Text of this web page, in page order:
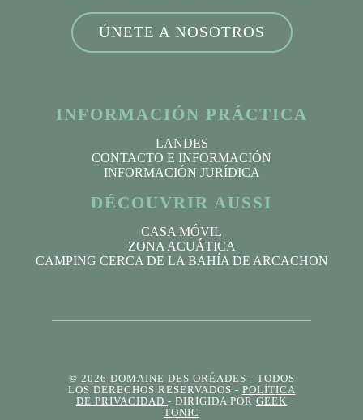
ÚNETE A NOSOTROS
INFORMACIÓN PRÁCTICA
LANDES
CONTACTO E INFORMACIÓN
INFORMACIÓN JURÍDICA
DÉCOUVRIR AUSSI
CASA MÓVIL
ZONA ACUÁTICA
CAMPING CERCA DE LA BAHÍA DE ARCACHON
© 2026 DOMAINE DES ORÉADES - TODOS
LOS DERECHOS RESERVADOS - POLÍTICA
DE PRIVACIDAD - DIRIGIDA POR GEEK
TONIC